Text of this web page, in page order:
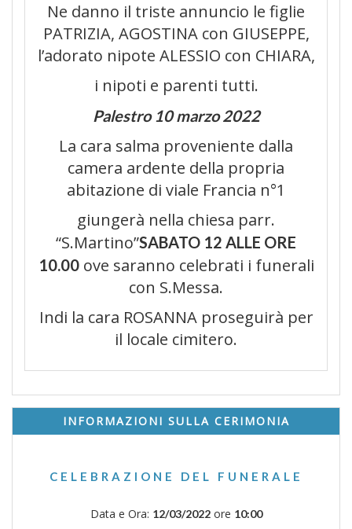
Ne danno il triste annuncio le figlie
PATRIZIA, AGOSTINA con GIUSEPPE,
l’adorato nipote ALESSIO con CHIARA,
i nipoti e parenti tutti.
Palestro 10 marzo2022
La cara salma proveniente dalla
camera ardente della propria
abitazione di viale Francia n°1
giungerà nella chiesa parr.
“S.Martino”SABATO 12 ALLE ORE
10.00ove saranno celebrati i funerali
con S.Messa.
Indi la cara ROSANNA proseguirà per
il locale cimitero.
INFORMAZIONI SULLA CERIMONIA
CELEBRAZIONE DEL FUNERALE
Data e Ora: 12/03/2022ore 10:00